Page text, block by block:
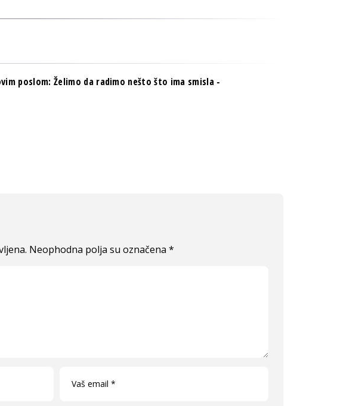
poslom: Želimo da radimo nešto što ima smisla -
Neophodna polja su označena *